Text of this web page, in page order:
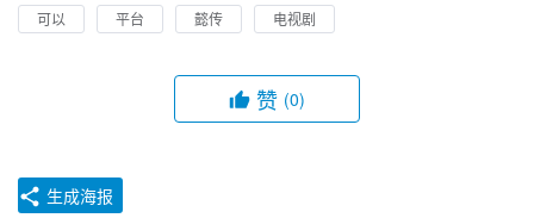
可以 平台 懿传 电视剧
赞 (0)
生成海报